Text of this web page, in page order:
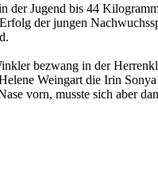
der Jugend bis 44
der jungen
bezwang in der
Weingart die Irin
vorn, musste sich aber